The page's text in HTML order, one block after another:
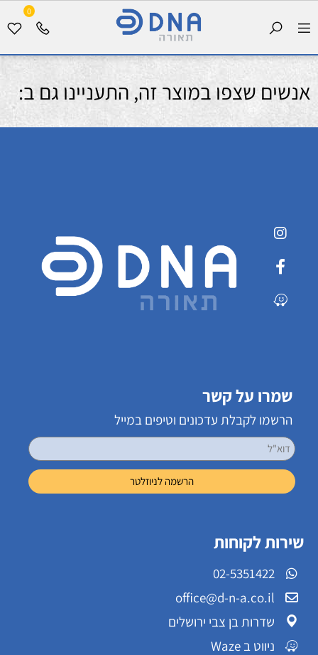
0
אנשים שצפו במוצר זה, התעניינו גם ב:
שמרו על קשר
הרשמו לקבלת עדכונים וטיפים במייל
שירות לקוחות
02-5351422
office@d-n-a.co.il
שדרות בן צבי ירושלים
ניווט ב Waze